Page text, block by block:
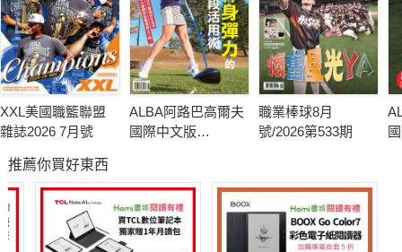
XXL美國職籃聯盟
雜誌2026 7月號
ALBA阿路巴高爾夫
國際中文版
職業棒球8月
號/2026第533期
推薦你買好東西